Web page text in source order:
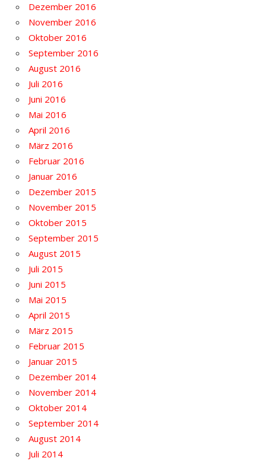
Dezember 2016
November 2016
Oktober 2016
September 2016
August 2016
Juli 2016
Juni 2016
Mai 2016
April 2016
März 2016
Februar 2016
Januar 2016
Dezember 2015
November 2015
Oktober 2015
September 2015
August 2015
Juli 2015
Juni 2015
Mai 2015
April 2015
März 2015
Februar 2015
Januar 2015
Dezember 2014
November 2014
Oktober 2014
September 2014
August 2014
Juli 2014